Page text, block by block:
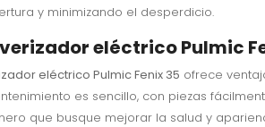
y minimizando el desperdicio.
eléctrico Pulmic
eléctrico Pulmic Fenix 35 ofrece
es sencillo, con piezas
que busque mejorar la salud y